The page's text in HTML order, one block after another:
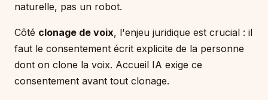
naturelle, pas un robot.
Côté clonage de voix, l'enjeu juridique est crucial : il
faut le consentement écrit explicite de la personne
dont on clone la voix. Accueil IA exige ce
consentement avant tout clonage.